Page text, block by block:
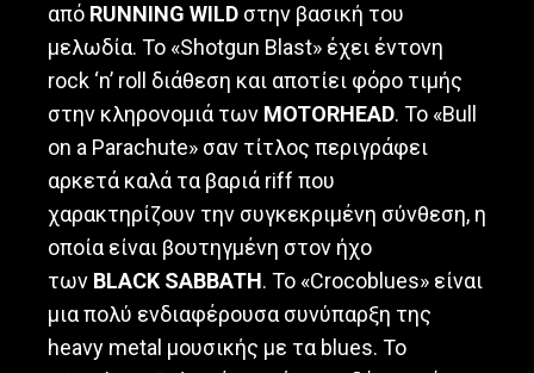
από RUNNING WILD στην βασική του
μελωδία. Το «Shotgun Blast» έχει έντονη
rock ‘n’ roll διάθεση και αποτίει φόρο τιμής
στην κληρονομιά των MOTORHEAD. Το «Bull
on a Parachute» σαν τίτλος περιγράφει
αρκετά καλά τα βαριά riff που
χαρακτηρίζουν την συγκεκριμένη σύνθεση, η
οποία είναι βουτηγμένη στον ήχο
των BLACK SABBATH. Το «Crocoblues» είναι
μια πολύ ενδιαφέρουσα συνύπαρξη της
heavy metal μουσικής με τα blues. To